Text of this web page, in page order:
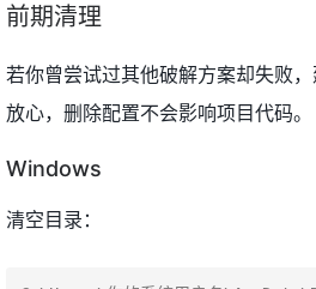
前期清理
若你曾尝试过其他破解方案却失败
放心，删除配置不会影响项目代码。
Windows
清空目录：